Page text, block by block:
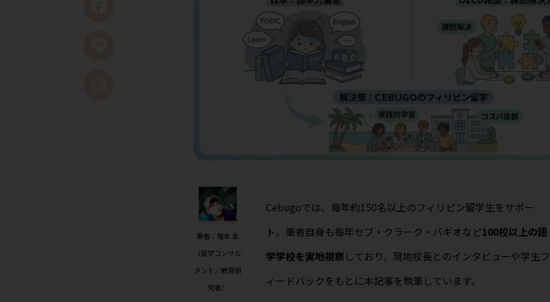
筆者：増本 圭
（留学コンサル
タント／教育研
究者）
Cebugoでは、毎年約150名以上のフィリピン留学生をサポー
ト。筆者自身も毎年セブ・クラーク・バギオなど100校以上の語
学学校を実地視察 しており、現地校長とのインタビューや学生フ
ィードバックをもとに本記事を執筆しています。